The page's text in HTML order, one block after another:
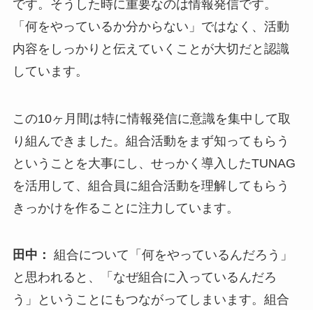
です。そうした時に重要なのは情報発信です。
「何をやっているか分からない」ではなく、活動
内容をしっかりと伝えていくことが大切だと認識
しています。
この10ヶ月間は特に情報発信に意識を集中して取
り組んできました。組合活動をまず知ってもらう
ということを大事にし、せっかく導入したTUNAG
を活用して、組合員に組合活動を理解してもらう
きっかけを作ることに注力しています。
田中： 組合について「何をやっているんだろう」
と思われると、「なぜ組合に入っているんだろ
う」ということにもつながってしまいます。組合